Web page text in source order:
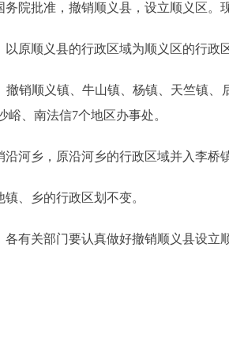
院批准，撤销顺义县，设立顺义区。
原顺义县的行政区域为顺义区的行政
销顺义镇、牛山镇、杨镇、天竺镇、
峪、南法信7个地区办事处。
河乡，原沿河乡的行政区域并入李桥
、乡的行政区划不变。
有关部门要认真做好撤销顺义县设立顺